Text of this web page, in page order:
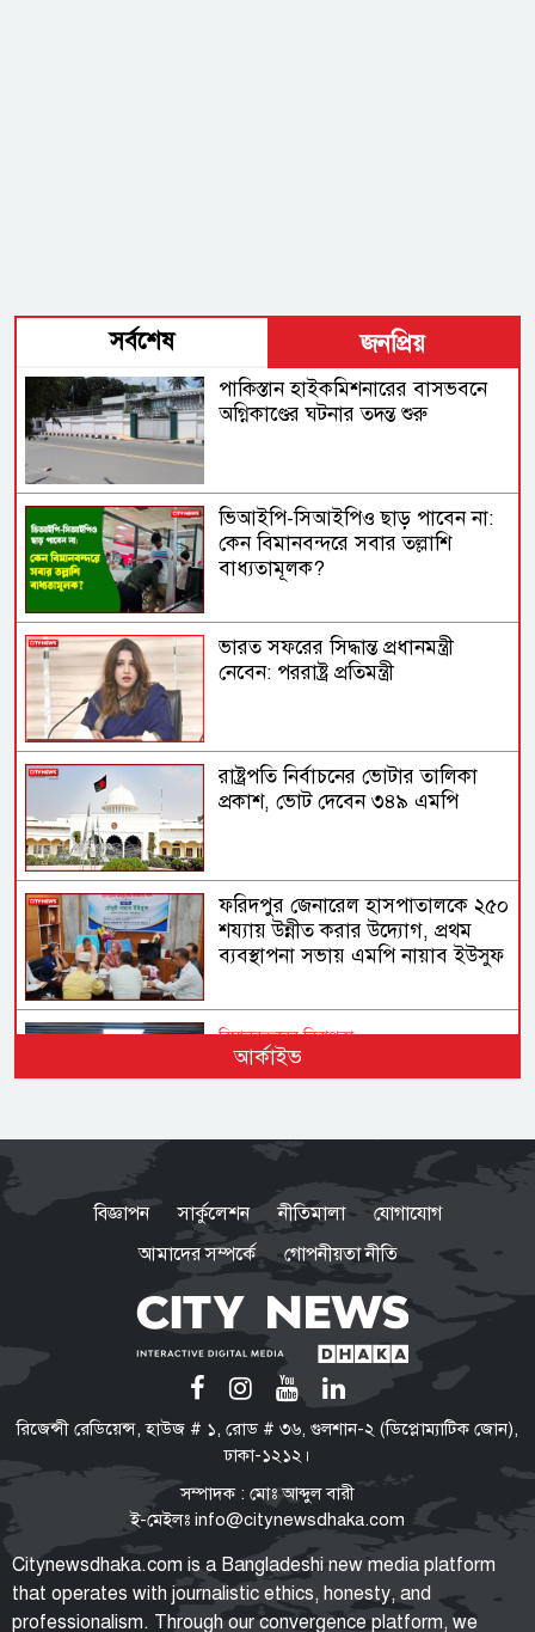
সর্বশেষ জনপ্রিয়
পাকিস্তান হাইকমিশনারের বাসভবনে
অগ্নিকাণ্ডের ঘটনার তদন্ত শুরু
ভিআইপি-সিআইপিও ছাড় পাবেন না:
কেন বিমানবন্দরে সবার তল্লাশি
বাধ্যতামূলক?
ভারত সফরের সিদ্ধান্ত প্রধানমন্ত্রী
নেবেন: পররাষ্ট্র প্রতিমন্ত্রী
রাষ্ট্রপতি নির্বাচনের ভোটার তালিকা
প্রকাশ, ভোট দেবেন ৩৪৯ এমপি
ফরিদপুর জেনারেল হাসপাতালকে ২৫০
শয্যায় উন্নীত করার উদ্যোগ, প্রথম
ব্যবস্থাপনা সভায় এমপি নায়াব ইউসুফ
বিমানবন্দরের নিরাপত্তা
ভিআইপি ও সিআইপি ব্যক্তিসহ
দেওয়ার সুযোগ দিল, বিবিসি বাংলাকে
যা বললেন স্বরাষ্ট্রমন্ত্রী
মারো না কেন ওদের?
ওবায়দুল কাদের-সাদ্দামের কল রেকর্ড
ট্রাইব্যুনালে দাখিল
তনু হত্যা মামলা
সাবেক সেনাসদস্য হাফিজুরের জামিন
নির্দেশ
বাংলাদেশে রাষ্ট্রপতি নির্বাচন যেভাবে
হয়: সংবিধান কী বলে, কবে থেকে শুরু
এই পদ্ধতি?
আর্কাইভ
বিজ্ঞাপন সার্কুলেশন নীতিমালা
যোগাযোগ
আমাদের সম্পর্কে
গোপনীয়তা নীতি
রিজেন্সী রেডিয়েন্স, হাউজ # ১, রোড # ৩৬, গুলশান-২ (ডিপ্লোম্যাটিক জোন),
ঢাকা-১২১২।
সম্পাদক : মোঃ আব্দুল বারী
ই-মেইলঃ info@citynewsdhaka.com
Citynewsdhaka.com is a Bangladeshi new media platform
that operates with journalistic ethics, honesty, and
professionalism. Through our convergence platform, we